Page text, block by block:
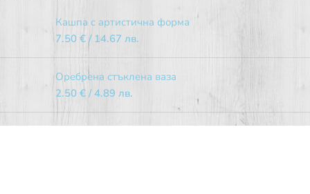
Кашпа с артистична форма
7.50 € / 14.67 лв.
Оребрена стъклена ваза
2.50 € / 4.89 лв.